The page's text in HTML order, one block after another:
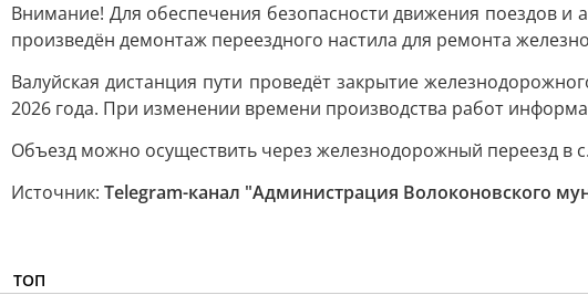
Внимание! Для обеспечения безопасности движения поездов и
произведён демонтаж переездного настила для ремонта
Валуйская дистанция пути проведёт закрытие
2026 года. При изменении времени производства работ
Объезд можно осуществить через железнодорожный переезд в
Источник: Telegram-канал "Администрация Волоконовского
ТОП